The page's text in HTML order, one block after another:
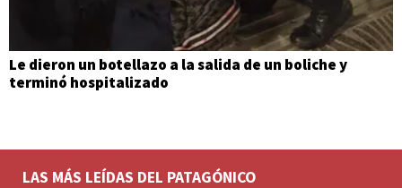
Le dieron un botellazo a la salida de un boliche y
terminó hospitalizado
LAS MÁS LEÍDAS DEL PATAGÓNICO